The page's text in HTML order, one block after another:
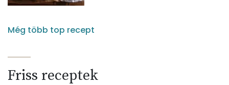
Még több top recept
Friss receptek